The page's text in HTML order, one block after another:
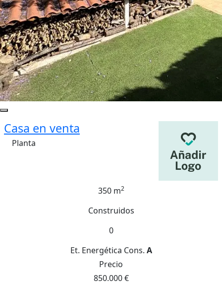
Casa en venta
Planta
350 m2
Construidos
0
Et. Energética Cons. A
Precio
850.000 €